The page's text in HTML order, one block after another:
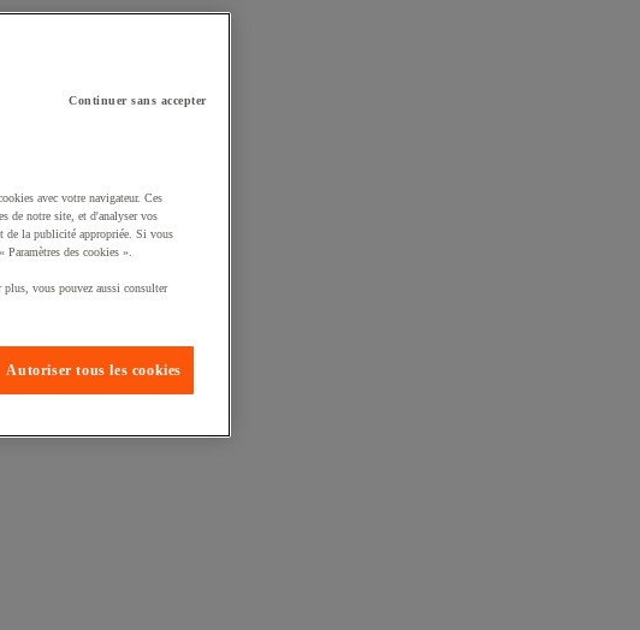
Continuer sans accepter
avec votre navigateur. Ces
de notre site, et d'analyser vos
de la publicité appropriée. Si vous
des cookies ».
vous pouvez aussi consulter
Autoriser tous les cookies